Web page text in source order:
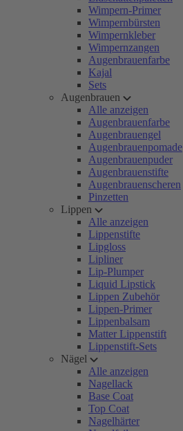
Wimpern-Primer
Wimpernbürsten
Wimpernkleber
Wimpernzangen
Augenbrauenfarbe
Kajal
Sets
Augenbrauen
Alle anzeigen
Augenbrauenfarbe
Augenbrauengel
Augenbrauenpomade
Augenbrauenpuder
Augenbrauenstifte
Augenbrauenscheren
Pinzetten
Lippen
Alle anzeigen
Lippenstifte
Lipgloss
Lipliner
Lip-Plumper
Liquid Lipstick
Lippen Zubehör
Lippen-Primer
Lippenbalsam
Matter Lippenstift
Lippenstift-Sets
Nägel
Alle anzeigen
Nagellack
Base Coat
Top Coat
Nagelhärter